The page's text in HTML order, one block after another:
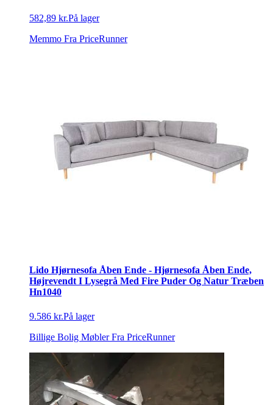
582,89 kr.På lager
Memmo Fra PriceRunner
Lido Hjørnesofa Åben Ende - Hjørnesofa Åben Ende,
Højrevendt I Lysegrå Med Fire Puder Og Natur Træben
Hn1040
9.586 kr.På lager
Billige Bolig Møbler Fra PriceRunner